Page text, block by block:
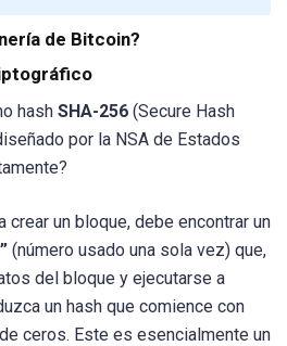
de Bitcoin?
hash SHA-256 (Secure Hash
por la NSA de Estados
crear un bloque, debe encontrar un
(número usado una sola vez) que,
del bloque y ejecutarse a
un hash que comience con
ceros. Este es esencialmente un